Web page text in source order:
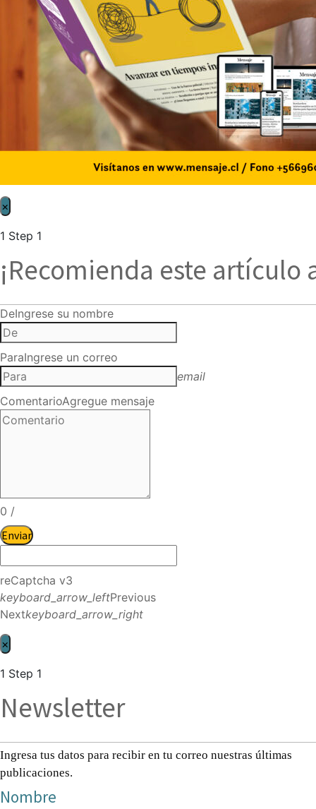
×
1 Step 1
¡Recomienda este artículo
DeIngrese su nombre
ParaIngrese un correo
email
ComentarioAgregue mensaje
0 /
Enviar
reCaptcha v3
keyboard_arrow_leftPrevious
Nextkeyboard_arrow_right
×
1 Step 1
Newsletter
Ingresa tus datos para recibir en tu correo nuestras últimas
publicaciones.
Nombre